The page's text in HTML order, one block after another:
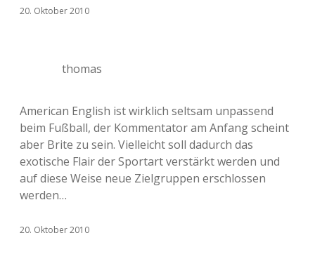
20. Oktober 2010
thomas
American English ist wirklich seltsam unpassend
beim Fußball, der Kommentator am Anfang scheint
aber Brite zu sein. Vielleicht soll dadurch das
exotische Flair der Sportart verstärkt werden und
auf diese Weise neue Zielgruppen erschlossen
werden…
20. Oktober 2010